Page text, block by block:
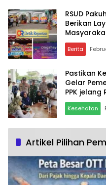
RSUD
Berikan
Berita
Pastikan
Gelar
PPK jelang
Kesehatan
Artikel Pilihan